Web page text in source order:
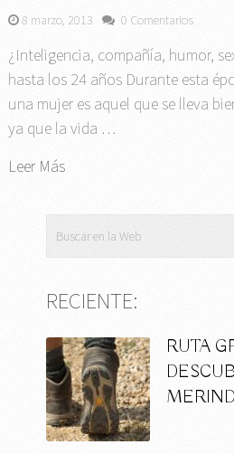
8 marzo, 2013 0 Comentarios
¿Inteligencia, compañía, humor,
hasta los 24 años Durante esta
una mujer es aquel que se lleva
ya que la vida …
Leer Más
RECIENTE:
RUTA